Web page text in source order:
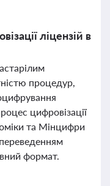
ліцензій в
процедур,
цифровізації
та Мінцифри
формат.